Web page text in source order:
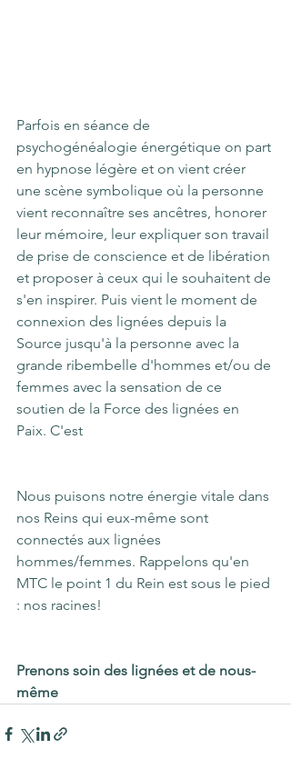
Parfois en séance de
psychogénéalogie énergétique on part
en hypnose légère et on vient créer
une scène symbolique où la personne
vient reconnaître ses ancêtres, honorer
leur mémoire, leur expliquer son travail
de prise de conscience et de libération
et proposer à ceux qui le souhaitent de
s'en inspirer. Puis vient le moment de
connexion des lignées depuis la
Source jusqu'à la personne avec la
grande ribembelle d'hommes et/ou de
femmes avec la sensation de ce
soutien de la Force des lignées en
Paix. C'est
Nous puisons notre énergie vitale dans
nos Reins qui eux-même sont
connectés aux lignées
hommes/femmes. Rappelons qu'en
MTC le point 1 du Rein est sous le pied
: nos racines!
Prenons soin des lignées et de nous-
même